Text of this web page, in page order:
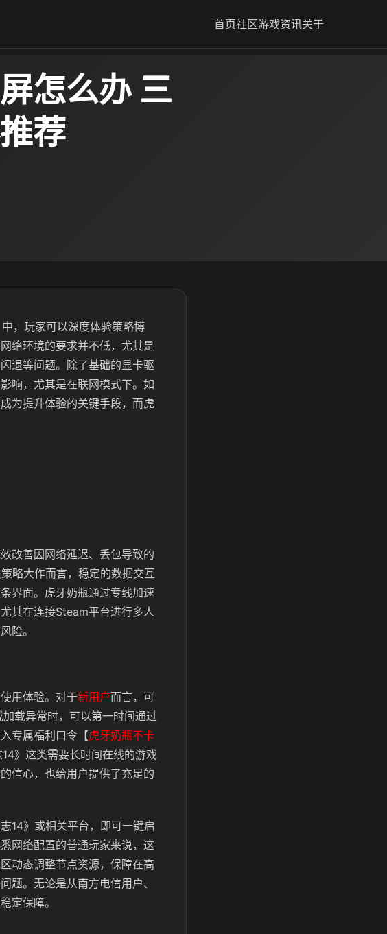
首页社区游戏资讯关于
怎么办 三
荐
，玩家可以深度体验策略博
络环境的要求并不低，尤其是
退等问题。除了基础的显卡驱
响，尤其是在联网模式下。如
为提升体验的关键手段，而虎
改善因网络延迟、丢包导致的
略大作而言，稳定的数据交互
界面。虎牙奶瓶通过专线加速
其在连接Steam平台进行多人
险。
用体验。对于新用户而言，可
载异常时，可以第一时间通过
专属福利口令【虎牙奶瓶不卡
》这类需要长时间在线的游戏
信心，也给用户提供了充足的
14》或相关平台，即可一键启
网络配置的普通玩家来说，这
动态调整节点资源，保障在高
题。无论是从南方电信用户、
定保障。